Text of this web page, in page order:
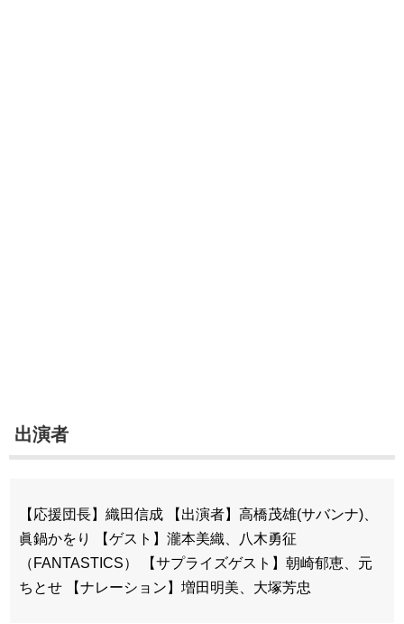
出演者
【応援団長】織田信成 【出演者】高橋茂雄(サバンナ)、
眞鍋かをり 【ゲスト】瀧本美織、八木勇征
（FANTASTICS） 【サプライズゲスト】朝崎郁恵、元
ちとせ 【ナレーション】増田明美、大塚芳忠